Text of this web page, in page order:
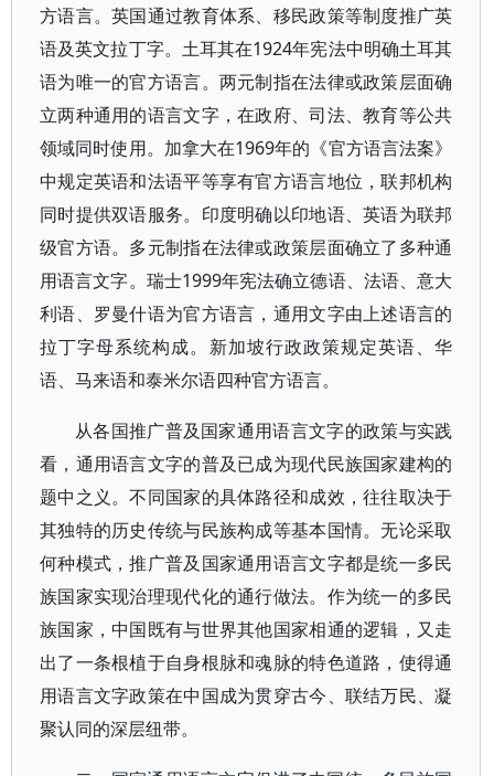
方语言。英国通过教育体系、移民政策等制度推广英
语及英文拉丁字。土耳其在1924年宪法中明确土耳其
语为唯一的官方语言。两元制指在法律或政策层面确
立两种通用的语言文字，在政府、司法、教育等公共
领域同时使用。加拿大在1969年的《官方语言法案》
中规定英语和法语平等享有官方语言地位，联邦机构
同时提供双语服务。印度明确以印地语、英语为联邦
级官方语。多元制指在法律或政策层面确立了多种通
用语言文字。瑞士1999年宪法确立德语、法语、意大
利语、罗曼什语为官方语言，通用文字由上述语言的
拉丁字母系统构成。新加坡行政政策规定英语、华
语、马来语和泰米尔语四种官方语言。
从各国推广普及国家通用语言文字的政策与实践
看，通用语言文字的普及已成为现代民族国家建构的
题中之义。不同国家的具体路径和成效，往往取决于
其独特的历史传统与民族构成等基本国情。无论采取
何种模式，推广普及国家通用语言文字都是统一多民
族国家实现治理现代化的通行做法。作为统一的多民
族国家，中国既有与世界其他国家相通的逻辑，又走
出了一条根植于自身根脉和魂脉的特色道路，使得通
用语言文字政策在中国成为贯穿古今、联结万民、凝
聚认同的深层纽带。